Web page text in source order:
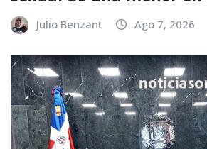
Julio Benzant Ago 7, 2026